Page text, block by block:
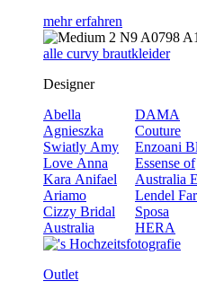
mehr erfahren
alle curvy brautkleider
Designer
Abella
Agnieszka
Swiatly Amy
Love Anna
Kara Anifael
Ariamo
Cizzy Bridal
Australia
DAMA
Couture
Enzoani
Essense of
Australia
Lendel
Sposa
HERA
Outlet